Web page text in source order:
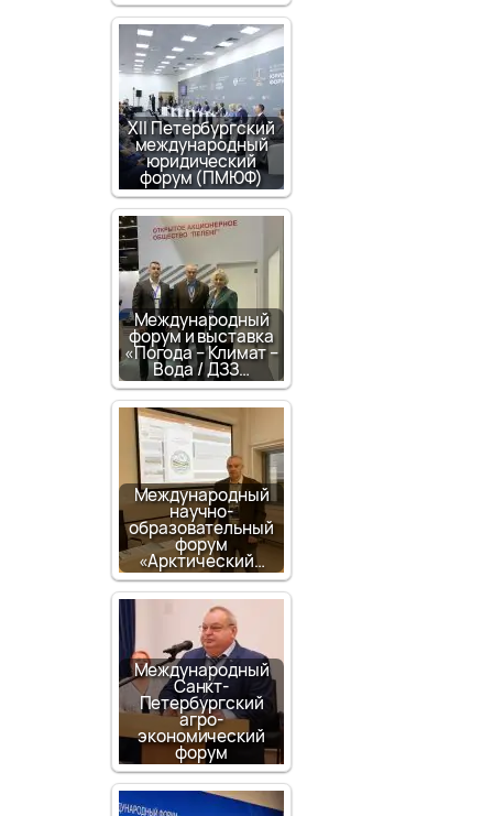
XII Петербургский
международный
юридический
форум (ПМЮФ)
Международный
форум и выставка
«Погода – Климат –
Вода / ДЗЗ…
Международный
научно-
образовательный
форум
«Арктический…
Международный
Санкт-
Петербургский
агро-
экономический
форум